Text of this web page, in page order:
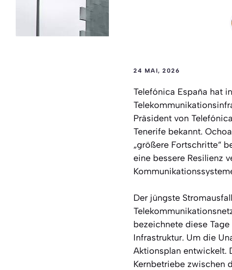
24 MAI, 2026
Telefónica España hat
Präsident von
Tenerife bekannt.
„größere Fortschritte“
eine bessere Resilienz
Der jüngste
bezeichnete diese
Infrastruktur. Um die
Aktionsplan entwickelt.
Kernbetriebe zwischen